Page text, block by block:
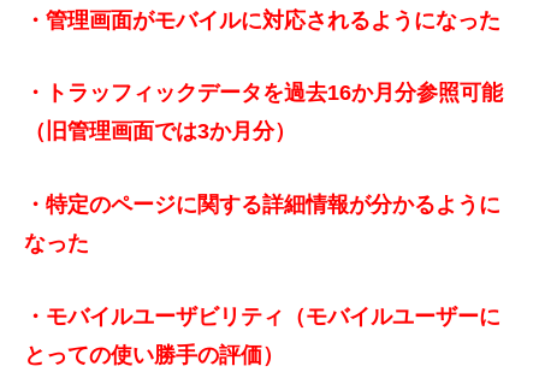
・管理画面がモバイルに対応されるようになった
・トラッフィックデータを過去16か月分参照可能
（旧管理画面では3か月分）
・特定のページに関する詳細情報が分かるように
なった
・モバイルユーザビリティ（モバイルユーザーに
とっての使い勝手の評価）